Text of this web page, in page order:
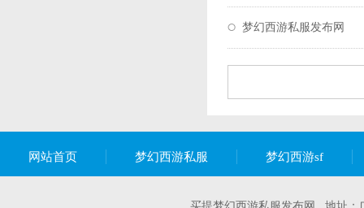
梦幻西游私服发布网
网站首页 梦幻西游私服 梦幻西游sf